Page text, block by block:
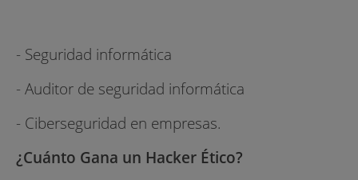
- Seguridad informática
- Auditor de seguridad informática
- Ciberseguridad en empresas.
¿Cuánto Gana un Hacker Ético?